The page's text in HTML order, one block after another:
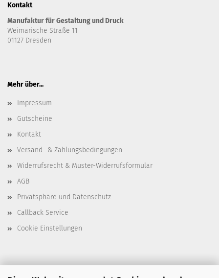
Kontakt
Manufaktur für Gestaltung und Druck
Weimarische Straße 11
01127 Dresden
Mehr über...
Impressum
Gutscheine
Kontakt
Versand- & Zahlungsbedingungen
Widerrufsrecht & Muster-Widerrufsformular
AGB
Privatsphäre und Datenschutz
Callback Service
Cookie Einstellungen